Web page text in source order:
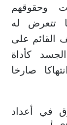
وحقوقهم
تتعرض له
القائم على
كأداة
صارخا
في أعداد